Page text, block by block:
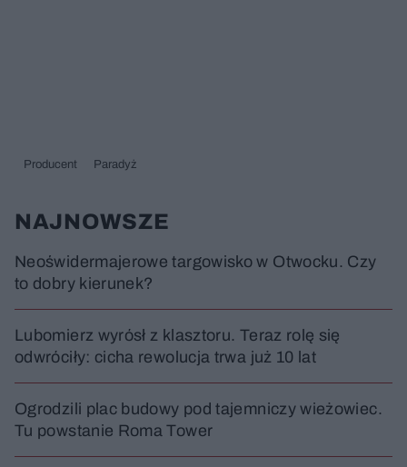
Producent Paradyż
NAJNOWSZE
Neoświdermajerowe targowisko w Otwocku. Czy
to dobry kierunek?
Lubomierz wyrósł z klasztoru. Teraz rolę się
odwróciły: cicha rewolucja trwa już 10 lat
Ogrodzili plac budowy pod tajemniczy wieżowiec.
Tu powstanie Roma Tower